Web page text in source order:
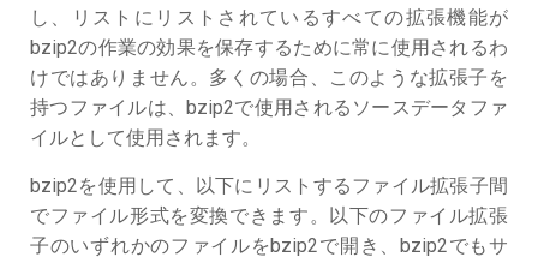
し、リストにリストされているすべての拡張機能が
bzip2の作業の効果を保存するために常に使用されるわ
けではありません。多くの場合、このような拡張子を
持つファイルは、bzip2で使用されるソースデータファ
イルとして使用されます。
bzip2を使用して、以下にリストするファイル拡張子間
でファイル形式を変換できます。以下のファイル拡張
子のいずれかのファイルをbzip2で開き、bzip2でもサ